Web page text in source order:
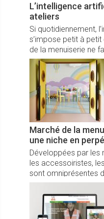
L’intelligence
ateliers
Si quotidiennement,
s’impose petit à petit
de la menuiserie ne
Marché de la
une niche en
Développées par les
les accessoiristes,
sont omniprésentes
bâtiment pour
sécuriser les usagers.